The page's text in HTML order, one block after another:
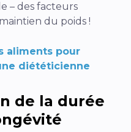
– des facteurs
du poids !
aliments pour
diététicienne
de la durée